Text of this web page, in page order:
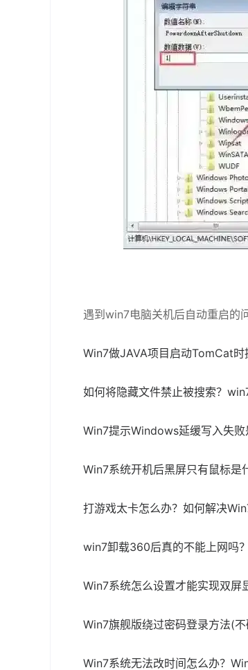
遇到win7电脑关机后自动重启的
Win7做JAVA项目启动TomCat
如何将隐藏文件禁止被搜索？
Win7提示Windows延缓写入失败
Win7系统开机后黑屏只有鼠标是
打游戏太卡怎么办？如何解决
win7卸载360后真的不能上网吗
Win7系统怎么设置才能实现双屏
Win7旗舰版绕过密码登录方法(
Win7系统无法改时间怎么办？